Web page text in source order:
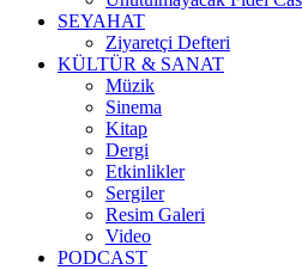
SEYAHAT
Ziyaretçi Defteri
KÜLTÜR & SANAT
Müzik
Sinema
Kitap
Dergi
Etkinlikler
Sergiler
Resim Galeri
Video
PODCAST